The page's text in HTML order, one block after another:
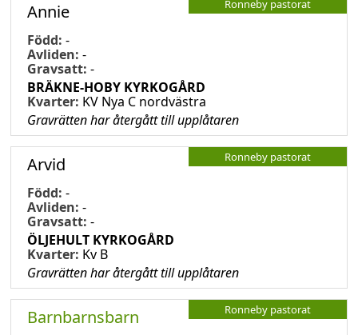
Ronneby pastorat
Annie
Född: -
Avliden: -
Gravsatt: -
BRÄKNE-HOBY KYRKOGÅRD
Kvarter: KV Nya C nordvästra
Gravrätten har återgått till upplåtaren
Ronneby pastorat
Arvid
Född: -
Avliden: -
Gravsatt: -
ÖLJEHULT KYRKOGÅRD
Kvarter: Kv B
Gravrätten har återgått till upplåtaren
Ronneby pastorat
Barnbarnsbarn